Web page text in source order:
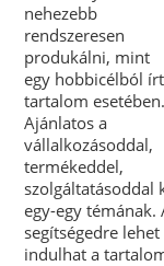
nehezebb
rendszeresen
produkálni, mint
egy hobbicélból írt
tartalom esetében.
Ajánlatos a
vállalkozásoddal,
termékeddel,
szolgáltatásoddal
egy-egy témának.
segítségedre
indulhat a